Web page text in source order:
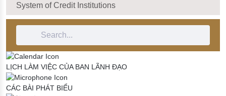
System of Credit Institutions
Search Bar
LỊCH LÀM VIỆC CỦA BAN LÃNH ĐẠO
CÁC BÀI PHÁT BIỂU